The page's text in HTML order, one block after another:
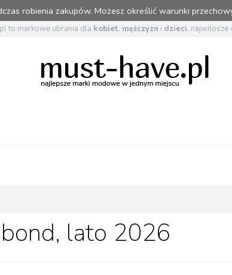
robienia zakupów. Możesz określić warunki
to markowe ubrania dla kobiet, mężczyzn i dzieci, najwnosze
lato 2026